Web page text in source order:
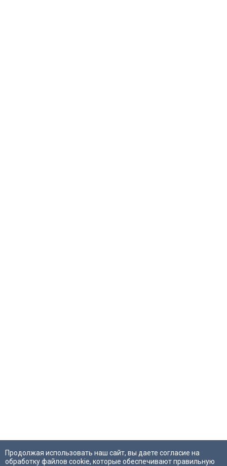
Продолжая использовать наш сайт, вы даете согласие на
обработку файлов cookie, которые обеспечивают правильную